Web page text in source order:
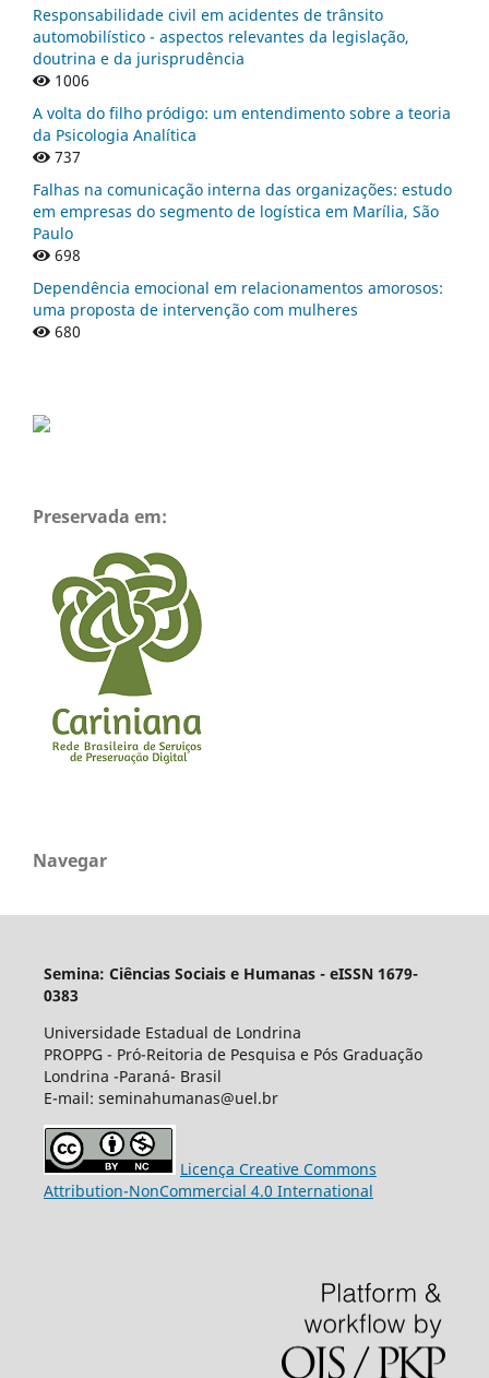
Responsabilidade civil em acidentes de trânsito
automobilístico - aspectos relevantes da legislação,
doutrina e da jurisprudência
1006
A volta do filho pródigo: um entendimento sobre a teoria
da Psicologia Analítica
737
Falhas na comunicação interna das organizações: estudo
em empresas do segmento de logística em Marília, São
Paulo
698
Dependência emocional em relacionamentos amorosos:
uma proposta de intervenção com mulheres
680
Preservada em:
Navegar
Semina: Ciências Sociais e Humanas - eISSN 1679-
0383
Universidade Estadual de Londrina
PROPPG - Pró-Reitoria de Pesquisa e Pós Graduação
Londrina -Paraná- Brasil
E-mail: seminahumanas@uel.br
Licença Creative Commons
Attribution-NonCommercial 4.0 International